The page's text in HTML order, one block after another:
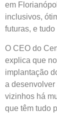
em
inclusivos,
futuras, e
O CEO do
explica que
implantação
a desenvolver
vizinhos há
que têm tudo